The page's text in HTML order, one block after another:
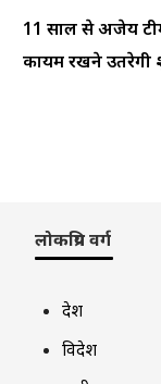
11 साल से अजेय
कायम रखने उतरेगी
लोकप्रिय वर्ग
देश
विदेश